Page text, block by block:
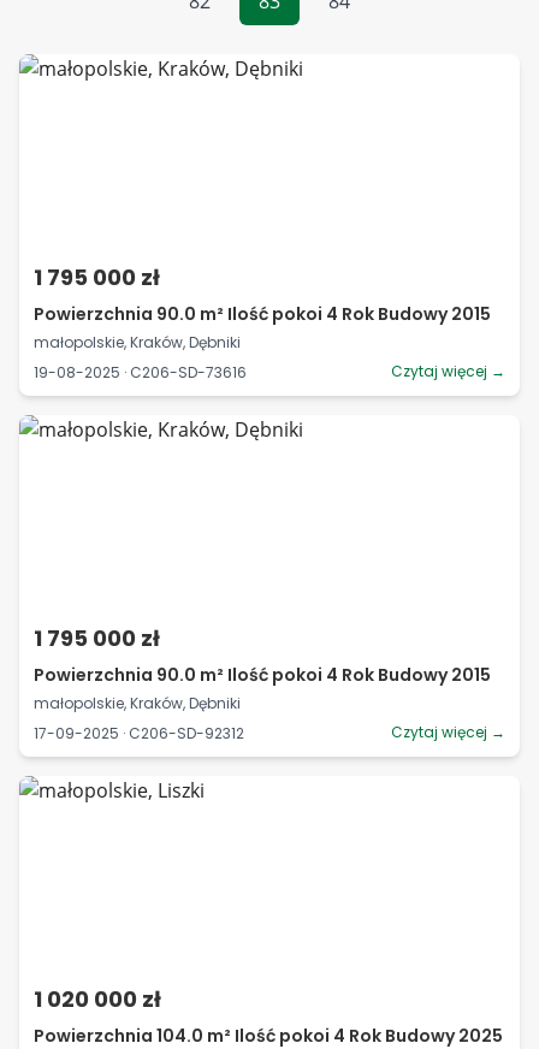
1 795 000 zł
Powierzchnia 90.0 m² Ilość pokoi 4 Rok Budowy 2015
małopolskie, Kraków, Dębniki
19-08-2025 · C206-SD-73616
Czytaj więcej →
1 795 000 zł
Powierzchnia 90.0 m² Ilość pokoi 4 Rok Budowy 2015
małopolskie, Kraków, Dębniki
17-09-2025 · C206-SD-92312
Czytaj więcej →
1 020 000 zł
Powierzchnia 104.0 m² Ilość pokoi 4 Rok Budowy 2025